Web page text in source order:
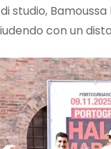
studio,
con un